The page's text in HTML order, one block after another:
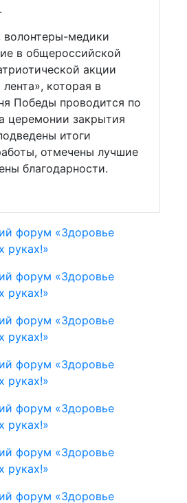
волонтеры-медики
в общероссийской
акции
лента», которая в
Победы проводится по
церемонии закрытия
итоги
отмечены лучшие
благодарности.